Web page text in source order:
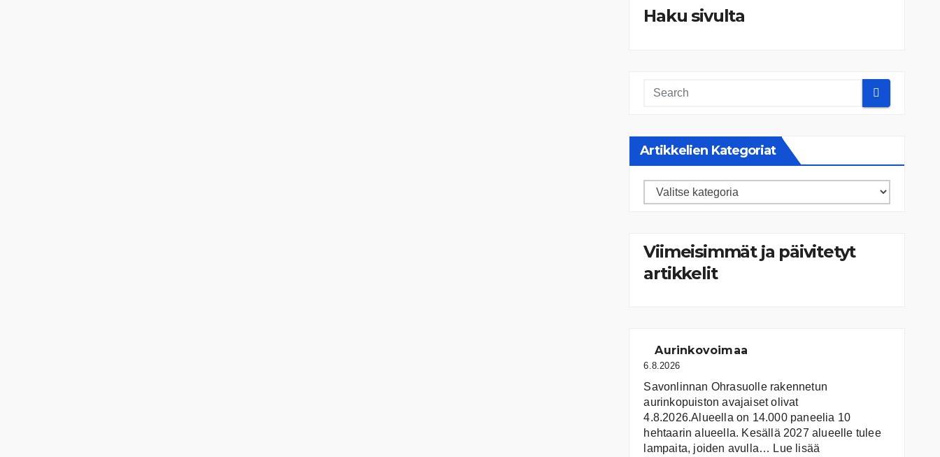
Haku sivulta
Artikkelien Kategoriat
Artikkelien
Viimeisimmät ja päivitetyt
artikkelit
Aurinkovoimaa
6.8.2026
Savonlinnan Ohrasuolle rakennetun
aurinkopuiston avajaiset olivat
4.8.2026.Alueella on 14.000 paneelia 10
hehtaarin alueella. Kesällä 2027 alueelle tulee
lampaita, joiden avulla… Lue lisää